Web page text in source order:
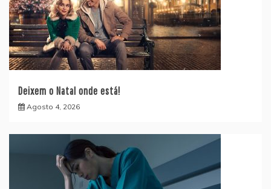
Deixem o Natal onde está!
Agosto 4, 2026